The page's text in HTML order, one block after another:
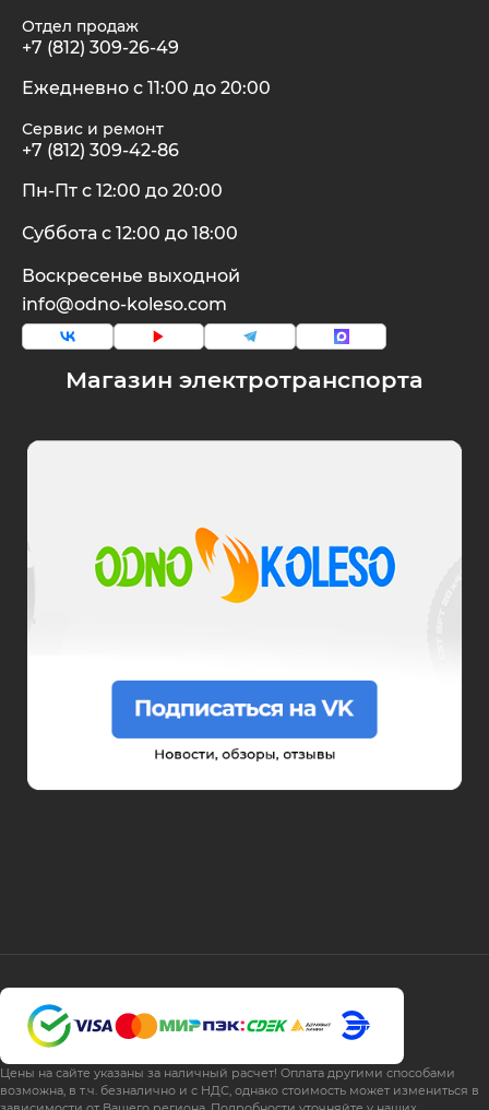
Магазин электротранспорта
Отдел продаж
+7 (812) 309-26-49
Ежедневно с 11:00 до 20:00
Сервис и ремонт
+7 (812) 309-42-86
Пн-Пт с 12:00 до 20:00
Суббота с 12:00 до 18:00
Воскресенье выходной
info@odno-koleso.com
Цены на сайте указаны за наличный расчет! Оплата другими способами
возможна, в т.ч. безналично и с НДС, однако стоимость может измениться в